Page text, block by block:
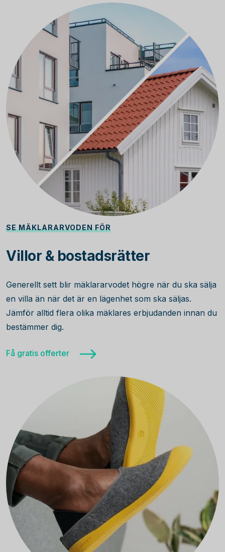
SE MÄKLARARVODEN FÖR
Villor & bostadsrätter
Generellt sett blir mäklararvodet högre när du ska sälja
en villa än när det är en lägenhet som ska säljas.
Jämför alltid flera olika mäklares erbjudanden innan du
bestämmer dig.
Få gratis offerter